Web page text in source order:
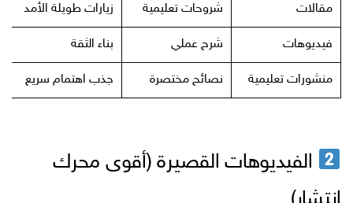
مقالات شروحات تعليمية زيارات طويلة الأمد
فيديوهات شرح عملي بناء الثقة
منشورات تعليمية نصائح مختصرة جذب اهتمام سريع
الفيديوهات القصيرة (أقوى محرك